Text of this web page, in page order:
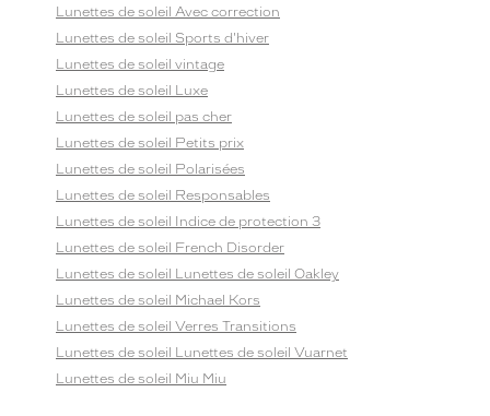
Lunettes de soleil Avec correction
Lunettes de soleil Sports d'hiver
Lunettes de soleil vintage
Lunettes de soleil Luxe
Lunettes de soleil pas cher
Lunettes de soleil Petits prix
Lunettes de soleil Polarisées
Lunettes de soleil Responsables
Lunettes de soleil Indice de protection 3
Lunettes de soleil French Disorder
Lunettes de soleil Lunettes de soleil Oakley
Lunettes de soleil Michael Kors
Lunettes de soleil Verres Transitions
Lunettes de soleil Lunettes de soleil Vuarnet
Lunettes de soleil Miu Miu